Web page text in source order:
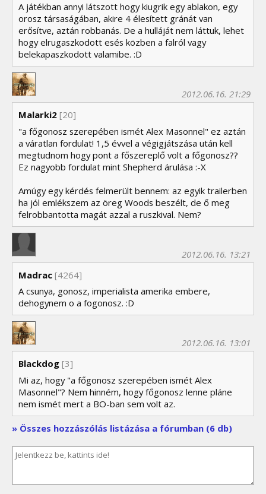
A játékban annyi látszott hogy kiugrik egy ablakon, egy
orosz társaságában, akire 4 élesített gránát van
erősítve, aztán robbanás. De a hulláját nem láttuk, lehet
hogy elrugaszkodott esés közben a falról vagy
belekapaszkodott valamibe. :D
Malarki2
2012.06.16. 21:29
[20]
"a főgonosz szerepében ismét Alex Masonnel" ez aztán
a váratlan fordulat! 1,5 évvel a végigjátszása után kell
megtudnom hogy pont a főszereplő volt a főgonosz??
Ez nagyobb fordulat mint Shepherd árulása :-X
Amúgy egy kérdés felmerült bennem: az egyik trailerben
ha jól emlékszem az öreg Woods beszélt, de ő meg
felrobbantotta magát azzal a ruszkival. Nem?
Madrac
2012.06.16. 13:21
[4264]
A csunya, gonosz, imperialista amerika embere,
dehogynem o a fogonosz. :D
Blackdog
2012.06.16. 13:01
[3]
Mi az, hogy "a főgonosz szerepében ismét Alex
Masonnel"? Nem hinném, hogy főgonosz lenne pláne
nem ismét mert a BO-ban sem volt az.
» Összes hozzászólás listázása a fórumban (6 db)